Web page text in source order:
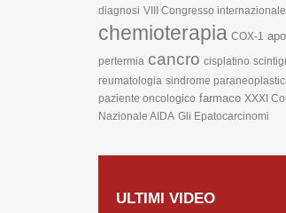
diagnosi VIII Congresso internazionale
chemioterapia COX-1
pertermia cancro cisplatino
reumatologia sindrome
paziente oncologico farmaco XXXI
Nazionale AIDA Gli Epatocarcinomi
ULTIMI VIDEO